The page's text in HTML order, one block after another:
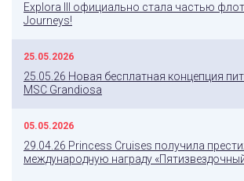
Explora III официально стала частью
Journeys!
25.05.2026
25.05.26 Новая бесплатная концепция
MSC Grandiosa
05.05.2026
29.04.26 Princess Cruises получила
международную награду